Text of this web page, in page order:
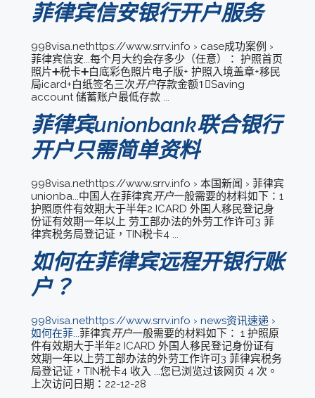
菲律宾信安银行开户服务
998visa.nethttps://www.srrv.info › case成功案例 ›
菲律宾信安...每个月大约会存多少（任意）： 护照首页
照片➕税卡➕白底彩色照片电子版+ 护照入境盖章+移民
局icard+白纸签名三次开户存款金额1⃣️Saving
account 储蓄账户最低存款 ...
菲律宾unionbank联合银行
开户只需简单资料
998visa.nethttps://www.srrv.info › 本国新闻 › 菲律宾
unionba...中国人在菲律宾开户一般需要的材料如下：1
护照原件有效期大于半年2 ICARD 外国人移民登记身
份证有效期一年以上 劳工部办法的外劳工作许可3 菲
律宾税务局登记证，TIN税卡4 ...
如何在菲律宾远程开银行账
户？
998visa.nethttps://www.srrv.info › news资讯速递 ›
如何在菲...菲律宾开户一般需要的材料如下： 1 护照原
件有效期大于半年2 ICARD 外国人移民登记身份证有
效期一年以上劳工部办法的外劳工作许可3 菲律宾税务
局登记证，TIN税卡4 收入 ...您已浏览过该网页 4 次。
上次访问日期：22-12-28